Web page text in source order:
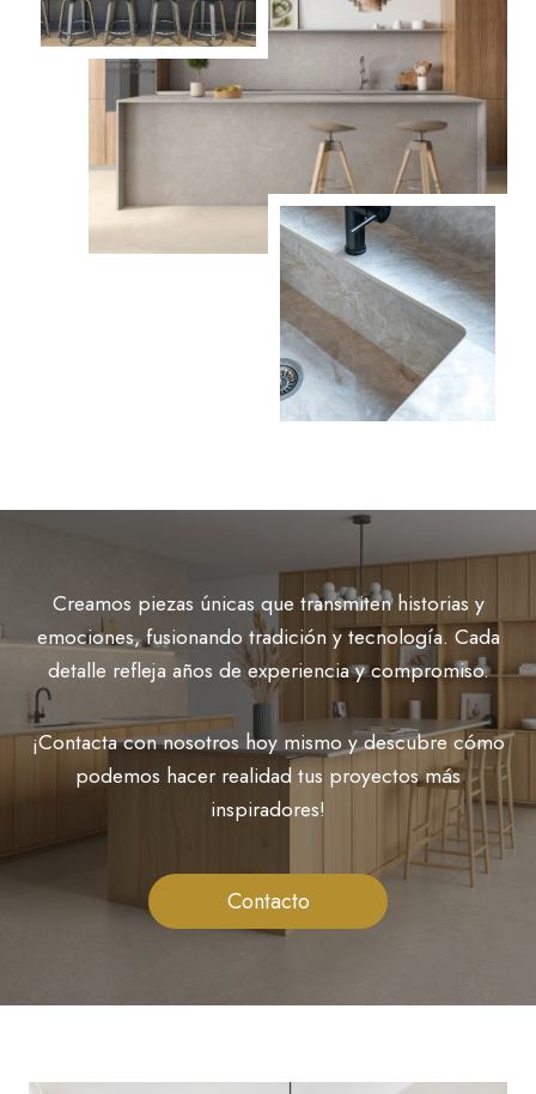
Creamos piezas únicas que transmiten historias y
emociones, fusionando tradición y tecnología. Cada
detalle refleja años de experiencia y compromiso.
¡Contacta con nosotros hoy mismo y descubre cómo
podemos hacer realidad tus proyectos más
inspiradores!
Contacto